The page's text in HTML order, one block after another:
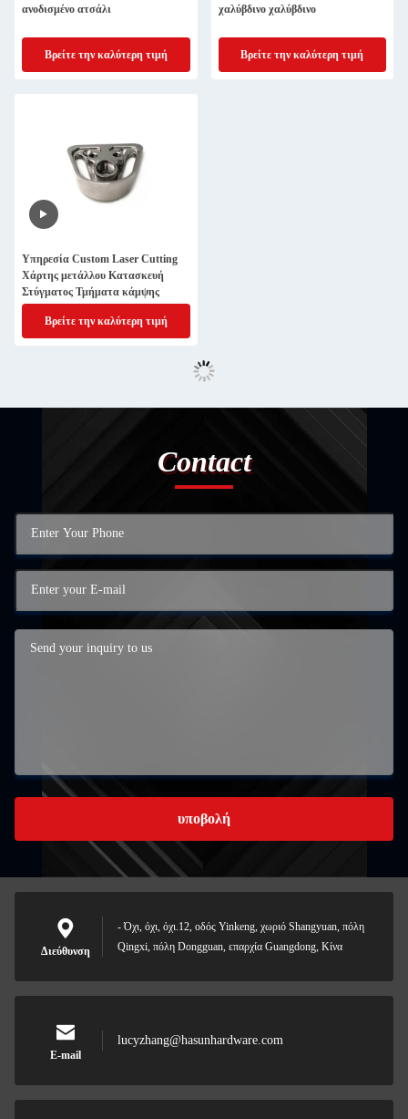
ανοδισμένο ατσάλι
Βρείτε την καλύτερη τιμή
χαλύβδινο χαλύβδινο
Βρείτε την καλύτερη τιμή
Υπηρεσία Custom Laser Cutting
Χάρτης μετάλλου Κατασκευή
Στύγματος Τμήματα κάμψης
Βρείτε την καλύτερη τιμή
Contact
υποβολή
Διεύθυνση
- Όχι, όχι, όχι.12, οδός Yinkeng, χωριό Shangyuan, πόλη
Qingxi, πόλη Dongguan, επαρχία Guangdong, Κίνα
E-mail
lucyzhang@hasunhardware.com